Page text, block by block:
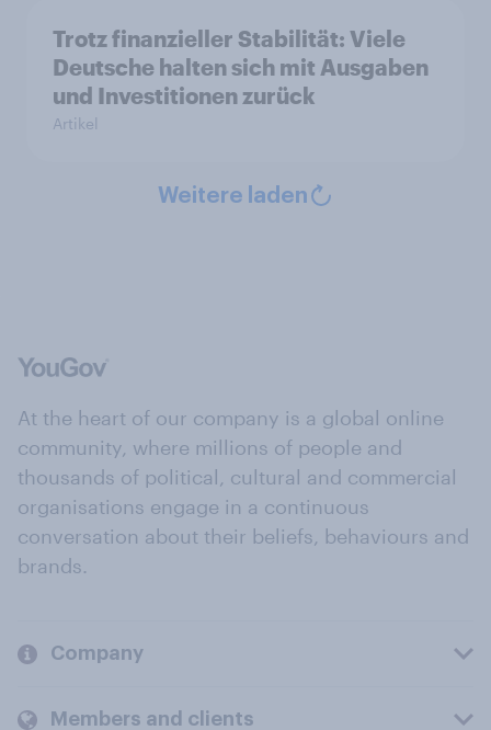
Trotz finanzieller Stabilität: Viele
Deutsche halten sich mit Ausgaben
und Investitionen zurück
Artikel
Weitere laden
At the heart of our company is a global online
community, where millions of people and
thousands of political, cultural and commercial
organisations engage in a continuous
conversation about their beliefs, behaviours and
brands.
Company
Members and clients